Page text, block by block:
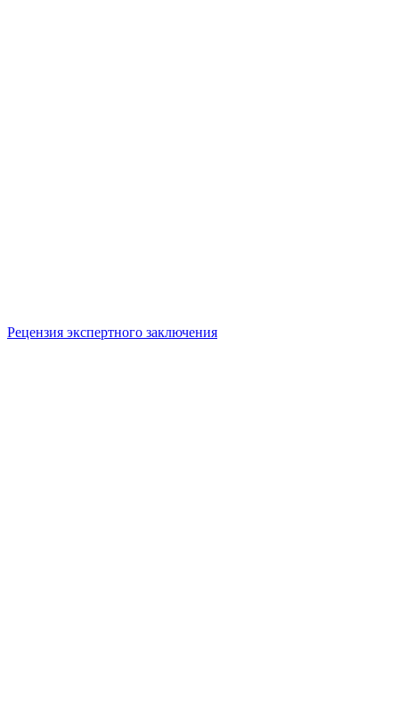
Рецензия экспертного заключения